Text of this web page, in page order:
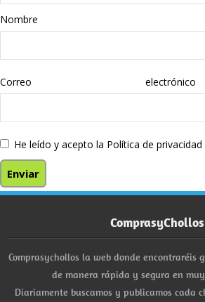
libros
Correo
He leído y acepto la Política de privacidad
ComprasyChollos
Comprasychollos la web donde encontraréis
de manera rápida y segura en
Diariamente buscamos y publicamos cada